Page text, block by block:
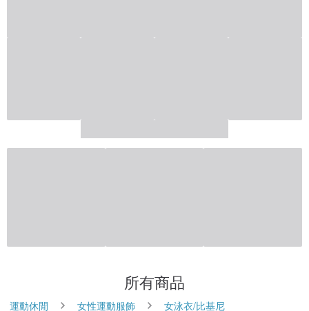
所有商品
運動休閒 女性運動服飾
女泳衣/比基尼